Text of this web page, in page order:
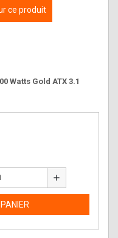
ce produit
Watts Gold ATX 3.1
add